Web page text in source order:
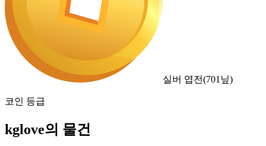
실버 엽전(701 닢)
코인 등급
kglove의 물건